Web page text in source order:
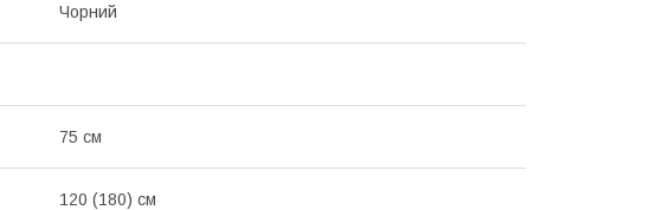
Чорний
75 см
120 (180) см